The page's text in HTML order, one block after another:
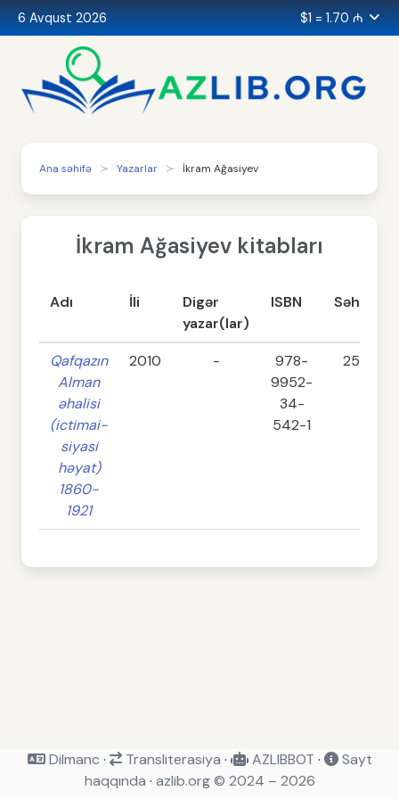
6 Avqust 2026 $1 = 1.70 ₼
Ana səhifə Yazarlar İkram Ağasiyev
İkram Ağasiyev kitabları
Adı İli
Digər
yazar(lar)
ISBN Səhifə
Qafqazın
Alman
əhalisi
(ictimai-
siyasi
həyat)
1860-
1921
2010 -
978-
9952-
34-
542-1
252
Dilmanc · Transliterasiya · AZLIBBOT ·
Sayt
haqqında · azlib.org © 2024 – 2026